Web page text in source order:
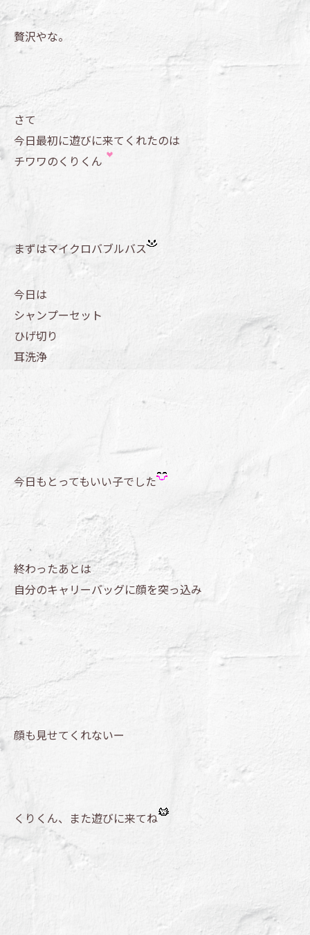
贅沢やな。
さて
今日最初に遊びに来てくれたのは
チワワのくりくん
まずはマイクロバブルバス
今日は
シャンプーセット
ひげ切り
耳洗浄
今日もとってもいい子でした
終わったあとは
自分のキャリーバッグに顔を突っ込み
顔も見せてくれないー
くりくん、また遊びに来てね